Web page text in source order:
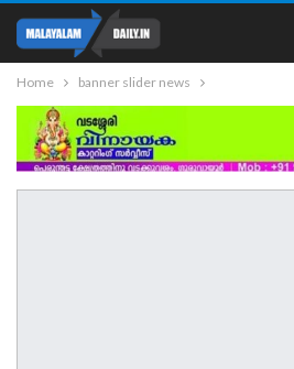
Home banner slider news